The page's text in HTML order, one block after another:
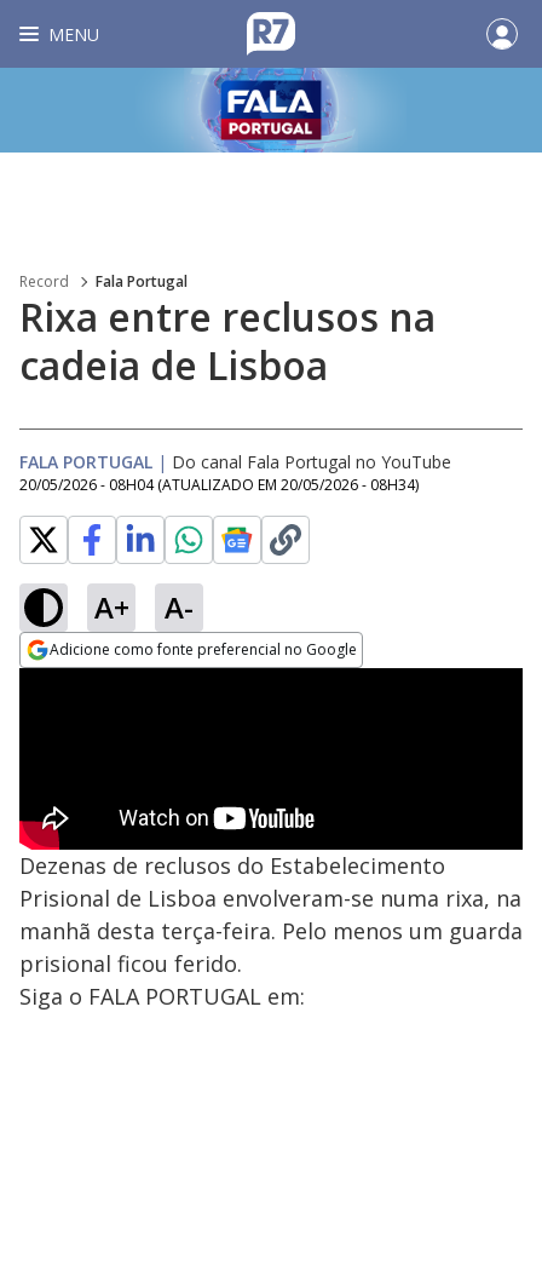
MENU
Record Fala Portugal
Rixa entre reclusos na
cadeia de Lisboa
FALA PORTUGAL | Do canal Fala Portugal no YouTube
20/05/2026 - 08H04 (ATUALIZADO EM 20/05/2026 - 08H34)
A+ A-
Adicione como fonte preferencial no Google
Dezenas de reclusos do Estabelecimento
Prisional de Lisboa envolveram-se numa rixa, na
manhã desta terça-feira. Pelo menos um guarda
prisional ficou ferido.
Siga o FALA PORTUGAL em: